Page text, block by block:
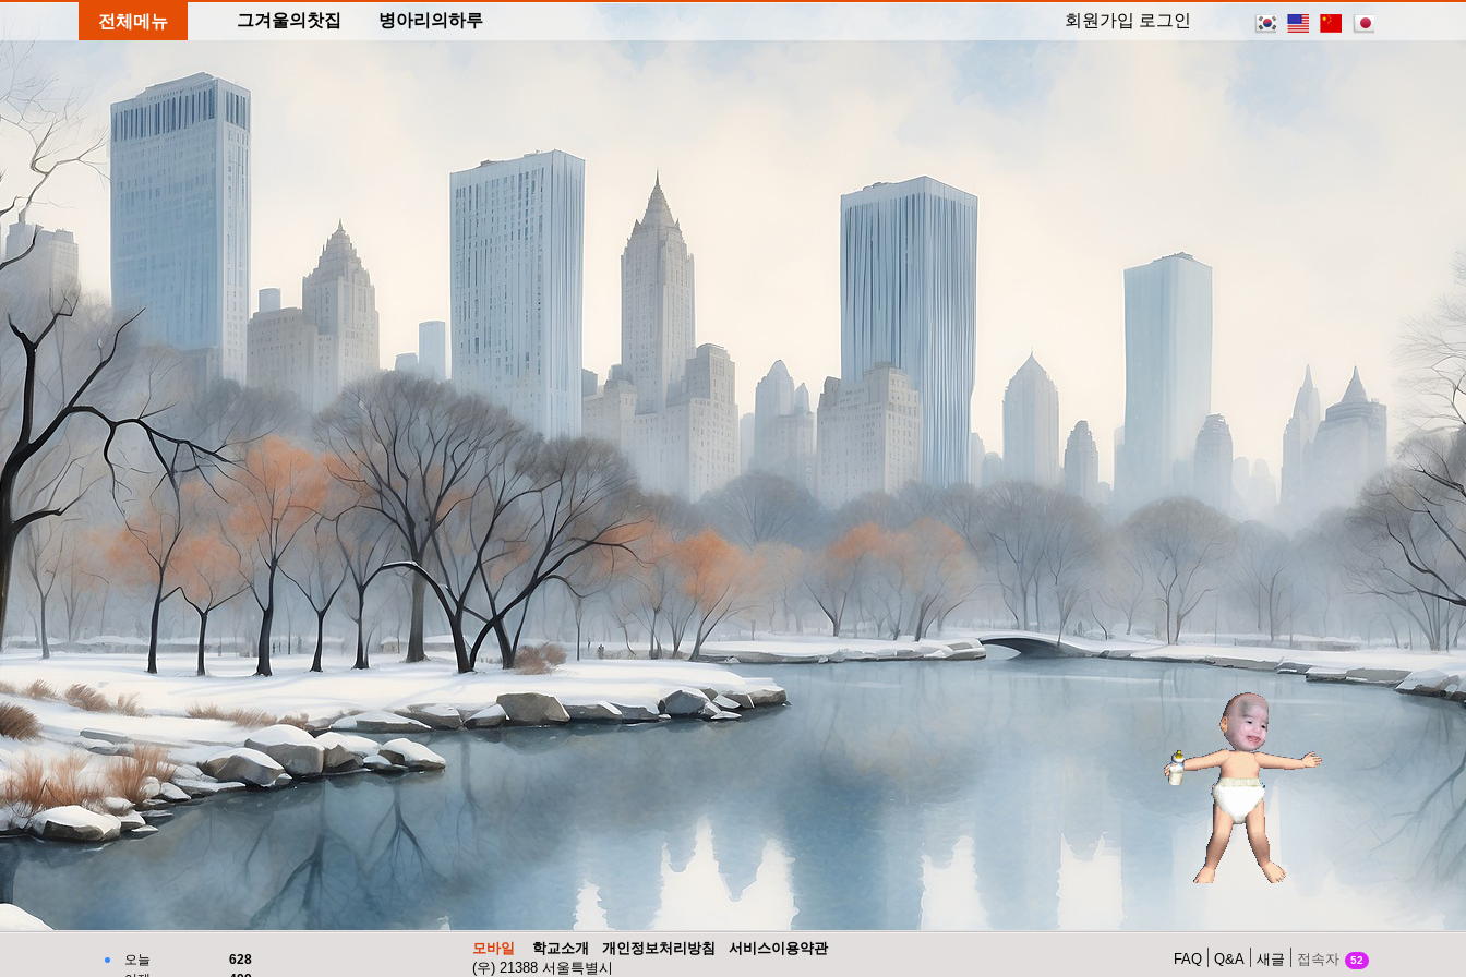
전체메뉴 그겨울의찻집 병아리의하루 회원가입 로그인
오늘
628
모바일 학교소개 개인정보처리방침
서비스이용약관
(우) 21388 서울특별시
FAQ Q&A 새글 접속자 52